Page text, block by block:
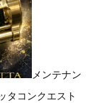
メンテナン
タコンクエスト